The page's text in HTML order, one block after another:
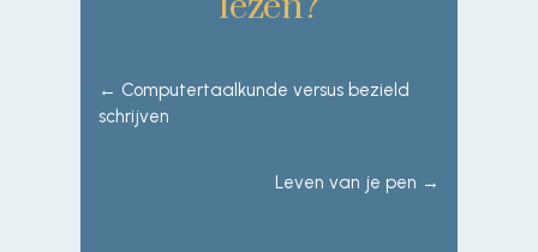
← Computertaalkunde versus bezield
schrijven
Leven van je pen →